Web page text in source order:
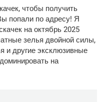
чтобы получить
попали по адресу! Я
на октябрь 2025
зелья двойной силы,
и другие эксклюзивные
на